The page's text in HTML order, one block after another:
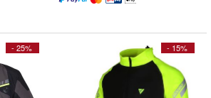
- 25% - 15%